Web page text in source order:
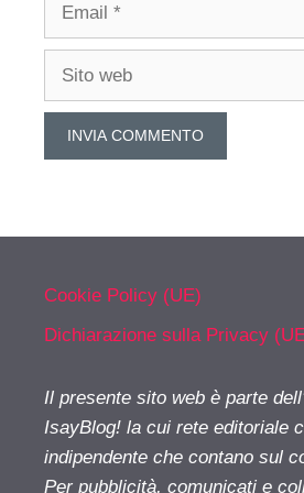
Sito
Cookie Policy (UE)
Dichiarazione sulla Privacy
Il presente sito web è parte
IsayBlog! la cui rete editoriale
indipendente che contano sul
Per pubblicità, comunicati e